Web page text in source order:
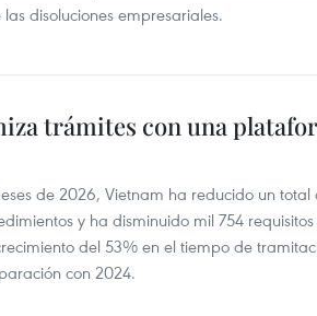
disoluciones empresariales.
trámites con una
de 2026, Vietnam ha reducido un
y ha disminuido mil 754
del 53% en el tiempo de
con 2024.